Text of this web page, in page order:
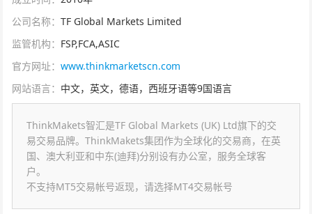
公司名称： TF Global Markets Limited
监管机构： FSP,FCA,ASIC
官方网址： www.thinkmarketscn.com
网站语言： 中文，英文，德语，西班牙语等9国语言
ThinkMakets智汇是TF Global Markets (UK) Ltd旗下的交
易交易品牌。ThinkMakets集团作为全球化的交易商，在英
国、澳大利亚和中东(迪拜)分别设有办公室，服务全球客
户。
不支持MT5交易帐号返现，请选择MT4交易帐号